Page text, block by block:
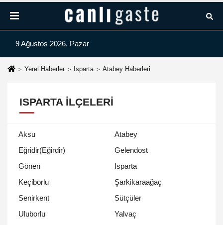
9 Ağustos 2026, Pazar
Yerel Haberler Isparta Atabey Haberleri
ISPARTA İLÇELERI
Aksu
Atabey
Eğridir(Eğirdir)
Gelendost
Gönen
Isparta
Keçiborlu
Şarkikaraağaç
Senirkent
Sütçüler
Uluborlu
Yalvaç